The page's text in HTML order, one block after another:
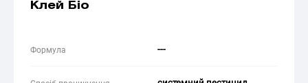
Клей Біо
Формула ---